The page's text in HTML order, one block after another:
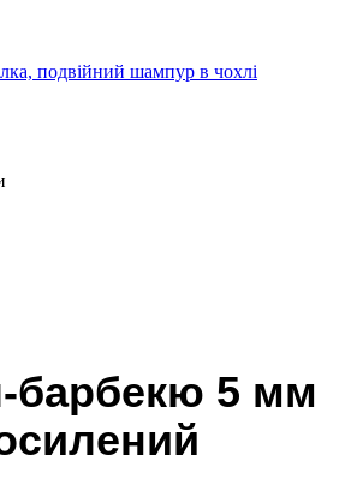
подвійний шампур в чохлі
барбекю 5 мм